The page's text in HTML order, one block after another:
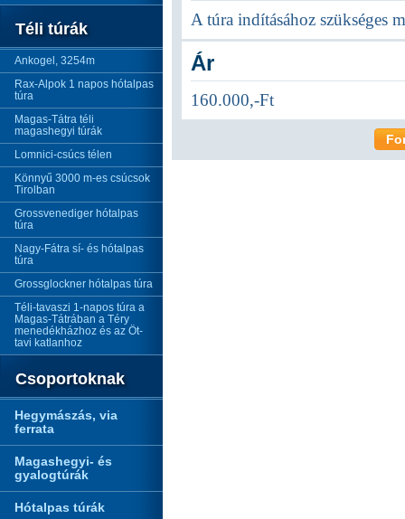
Téli túrák
Ankogel, 3254m
Rax-Alpok 1 napos hótalpas
túra
Magas-Tátra téli
magashegyi túrák
Lomnici-csúcs télen
Könnyű 3000 m-es csúcsok
Tirolban
Grossvenediger hótalpas
túra
Nagy-Fátra sí- és hótalpas
túra
Grossglockner hótalpas túra
Téli-tavaszi 1-napos túra a
Magas-Tátrában a Téry
menedékházhoz és az Öt-
tavi katlanhoz
Csoportoknak
Hegymászás, via
ferrata
Magashegyi- és
gyalogtúrák
Hótalpas túrák
A túra indításához szükséges
Ár
160.000,-Ft